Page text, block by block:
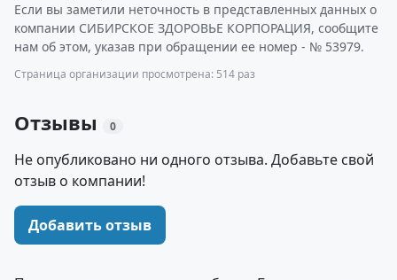
Если вы заметили неточность в представленных данных о
компании СИБИРСКОЕ ЗДОРОВЬЕ КОРПОРАЦИЯ, сообщите
нам об этом, указав при обращении ее номер - № 53979.
Страница организации просмотрена: 514 раз
Отзывы 0
Не опубликовано ни одного отзыва. Добавьте свой
отзыв о компании!
Добавить отзыв